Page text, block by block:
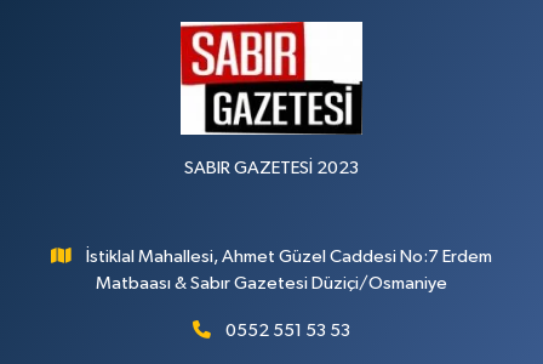
SABIR GAZETESİ 2023
İstiklal Mahallesi, Ahmet Güzel Caddesi No:7 Erdem
Matbaası & Sabır Gazetesi Düziçi/Osmaniye
0552 551 53 53